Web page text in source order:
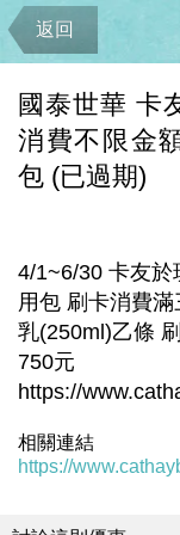
返回
國泰世華 卡
消費不限金
包 (已過期)
4/1~6/30 卡友於
用包 刷卡消費
乳(250ml)乙條
750元
https://
相關連結
https://